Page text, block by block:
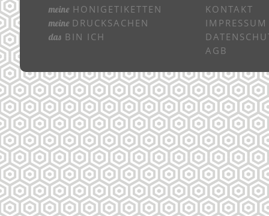
meine HONIGETIKETTEN
meine DRUCKSACHEN
das BIN ICH
KONTAKT
IMPRESSUM
AGB